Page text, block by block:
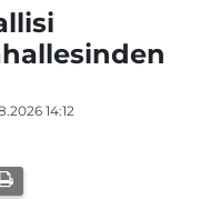
14:12